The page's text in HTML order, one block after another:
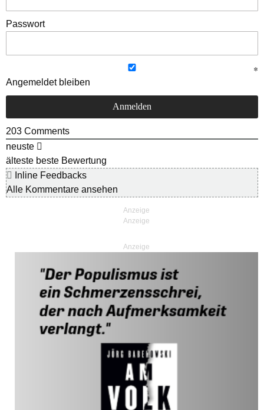
Passwort
Angemeldet bleiben
203 Comments
neuste
älteste beste Bewertung
Inline Feedbacks
Alle Kommentare ansehen
Anzeige